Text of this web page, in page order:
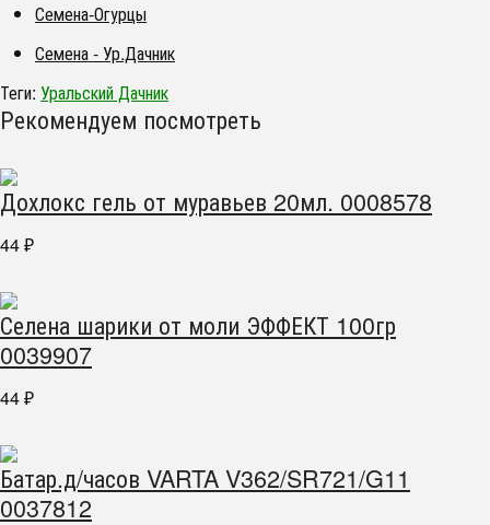
Семена-Огурцы
Семена - Ур.Дачник
Теги: Уральский Дачник
Рекомендуем посмотреть
Дохлокс гель от муравьев 20мл. 0008578
44 ₽
Селена шарики от моли ЭФФЕКТ 100гр
0039907
44 ₽
Батар.д/часов VARTA V362/SR721/G11
0037812